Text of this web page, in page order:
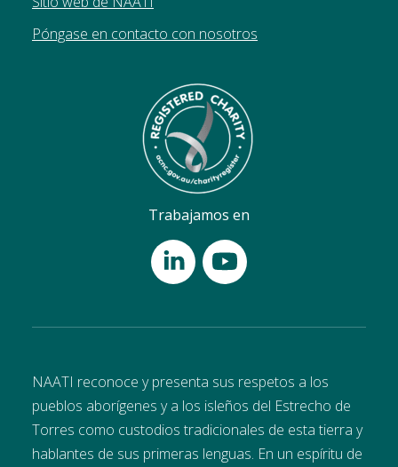
Póngase en contacto con nosotros
Trabajamos en
NAATI reconoce y presenta sus respetos a los
pueblos aborígenes y a los isleños del Estrecho de
Torres como custodios tradicionales de esta tierra y
hablantes de sus primeras lenguas. En un espíritu de